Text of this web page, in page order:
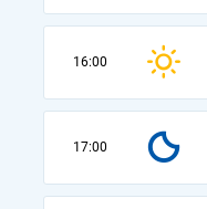
16:00
17:00